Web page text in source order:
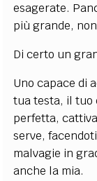
esagerate.
più grande,
Di certo un
Uno capace di
tua testa, il tuo
perfetta,
serve,
malvagie in
anche la mia.